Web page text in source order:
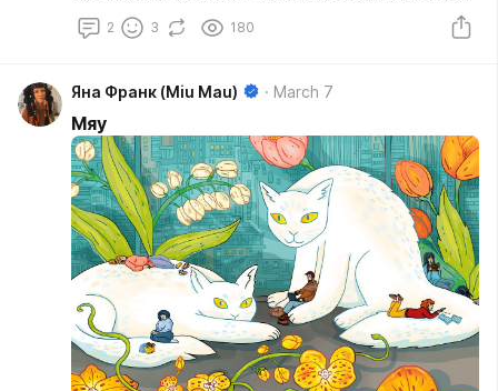
заполнена, все навылет.
2 3 180
Яна Франк (Miu Mau) March 7
Мяу